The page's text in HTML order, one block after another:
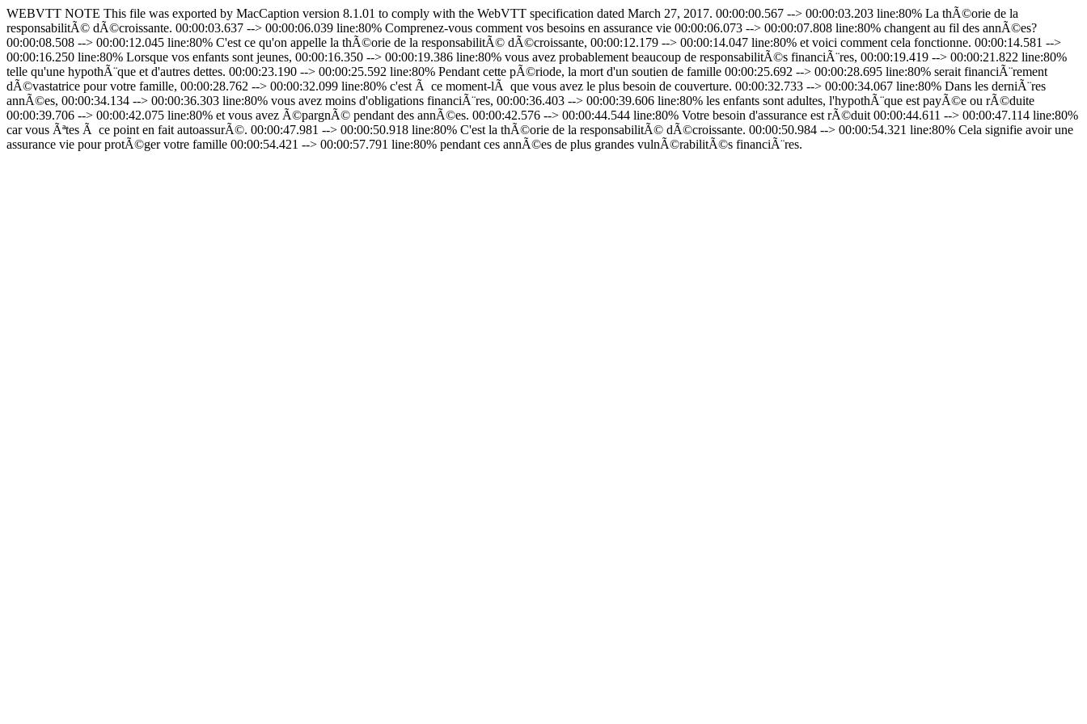
WEBVTT NOTE This file was exported by MacCaption version 8.1.01 to comply with the WebVTT specification dated March 27, 2017. 00:00:00.567 --> 00:00:03.203 line:80% La thÃ©orie de la
responsabilitÃ© dÃ©croissante. 00:00:03.637 --> 00:00:06.039 line:80% Comprenez-vous comment vos besoins en assurance vie 00:00:06.073 --> 00:00:07.808 line:80% changent au fil des annÃ©es?
00:00:08.508 --> 00:00:12.045 line:80% C'est ce qu'on appelle la thÃ©orie de la responsabilitÃ© dÃ©croissante, 00:00:12.179 --> 00:00:14.047 line:80% et voici comment cela fonctionne. 00:00:14.581 -->
00:00:16.250 line:80% Lorsque vos enfants sont jeunes, 00:00:16.350 --> 00:00:19.386 line:80% vous avez probablement beaucoup de responsabilitÃ©s financiÃ¨res, 00:00:19.419 --> 00:00:21.822 line:80%
telle qu'une hypothÃ¨que et d'autres dettes. 00:00:23.190 --> 00:00:25.592 line:80% Pendant cette pÃ©riode, la mort d'un soutien de famille 00:00:25.692 --> 00:00:28.695 line:80% serait financiÃ¨rement
dÃ©vastatrice pour votre famille, 00:00:28.762 --> 00:00:32.099 line:80% c'est Ã ce moment-lÃ que vous avez le plus besoin de couverture. 00:00:32.733 --> 00:00:34.067 line:80% Dans les derniÃ¨res
annÃ©es, 00:00:34.134 --> 00:00:36.303 line:80% vous avez moins d'obligations financiÃ¨res, 00:00:36.403 --> 00:00:39.606 line:80% les enfants sont adultes, l'hypothÃ¨que est payÃ©e ou rÃ©duite
00:00:39.706 --> 00:00:42.075 line:80% et vous avez Ã©pargnÃ© pendant des annÃ©es. 00:00:42.576 --> 00:00:44.544 line:80% Votre besoin d'assurance est rÃ©duit 00:00:44.611 --> 00:00:47.114 line:80%
car vous Ãªtes Ã ce point en fait autoassurÃ©. 00:00:47.981 --> 00:00:50.918 line:80% C'est la thÃ©orie de la responsabilitÃ© dÃ©croissante. 00:00:50.984 --> 00:00:54.321 line:80% Cela signifie avoir une
assurance vie pour protÃ©ger votre famille 00:00:54.421 --> 00:00:57.791 line:80% pendant ces annÃ©es de plus grandes vulnÃ©rabilitÃ©s financiÃ¨res.